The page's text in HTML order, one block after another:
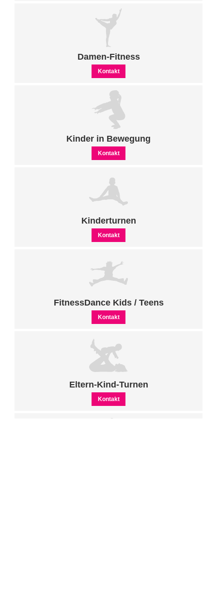
Damen-Fitness
Kontakt
Kinder in Bewegung
Kontakt
Kinderturnen
Kontakt
FitnessDance Kids / Teens
Kontakt
Eltern-Kind-Turnen
Kontakt